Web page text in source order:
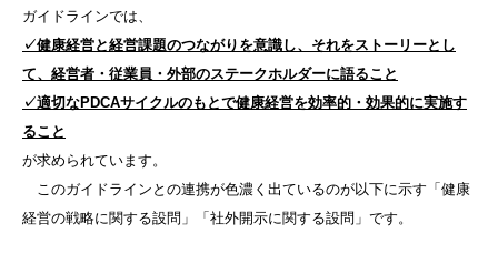
ガイドラインでは、
✓健康経営と経営課題のつながりを意識し、それをストーリーとし
て、経営者・従業員・外部のステークホルダーに語ること
✓適切なPDCAサイクルのもとで健康経営を効率的・効果的に実施す
ること
が求められています。
このガイドラインとの連携が色濃く出ているのが以下に示す「健康
経営の戦略に関する設問」「社外開示に関する設問」です。